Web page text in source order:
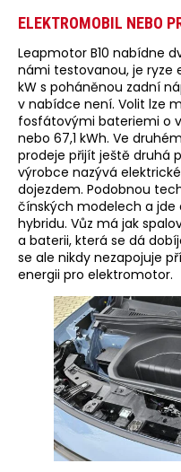
ELEKTROMOBIL NEBO
Leapmotor B10 nabídne
námi testovanou, je ryze
kW s poháněnou zadní
v nabídce není. Volit lze
fosfátovými bateriemi o
nebo 67,1 kWh. Ve
prodeje přijít ještě druhá
výrobce nazývá
dojezdem. Podobnou
čínských modelech a jde
hybridu. Vůz má jak
a baterii, která se dá
se ale nikdy nezapojuje
energii pro elektromotor.